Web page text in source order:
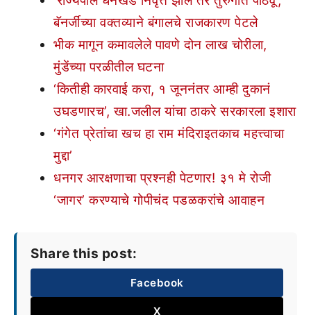
बॅनर्जींच्या वक्तव्याने बंगालचे राजकारण पेटले
भीक मागून कमावलेले पावणे दोन लाख चोरीला,
मुंडेंच्या परळीतील घटना
‘कितीही कारवाई करा, १ जूननंतर आम्ही दुकानं
उघडणारच’, खा.जलील यांचा ठाकरे सरकारला इशारा
‘गंगेत प्रेतांचा खच हा राम मंदिराइतकाच महत्त्वाचा
मुद्दा’
धनगर आरक्षणाचा प्रश्नही पेटणार! ३१ मे रोजी
‘जागर’ करण्याचे गोपीचंद पडळकरांचे आवाहन
Share this post:
Facebook
X